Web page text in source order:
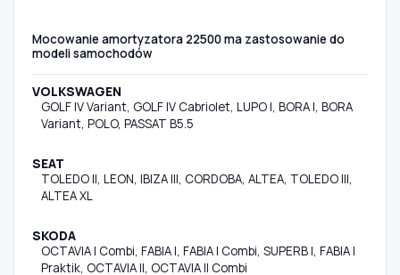
Mocowanie amortyzatora 22500 ma zastosowanie do
modeli samochodów
VOLKSWAGEN
GOLF IV Variant, GOLF IV Cabriolet, LUPO I, BORA I, BORA
Variant, POLO, PASSAT B5.5
SEAT
TOLEDO II, LEON, IBIZA III, CORDOBA, ALTEA, TOLEDO III,
ALTEA XL
SKODA
OCTAVIA I Combi, FABIA I, FABIA I Combi, SUPERB I, FABIA I
Praktik, OCTAVIA II, OCTAVIA II Combi